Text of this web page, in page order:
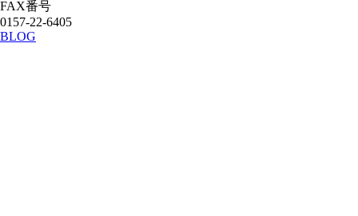
FAX番号
0157-22-6405
BLOG